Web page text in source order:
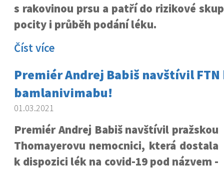
s rakovinou prsu a patří do rizikové
pocity i průběh podání léku.
Číst více
Premiér Andrej Babiš navštívil
bamlanivimabu!
01.03.2021
Premiér Andrej Babiš navštívil pražskou
Thomayerovu nemocnici, která dostala
k dispozici lék na covid-19 pod názvem -